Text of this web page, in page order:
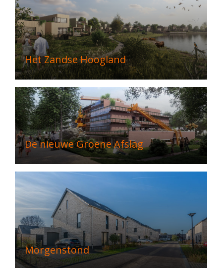
Het Zandse Hoogland
De nieuwe Groene Afslag
Morgenstond